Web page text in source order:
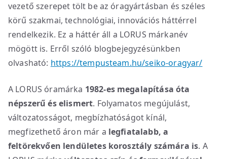
vezető szerepet tölt be az óragyártásban és széles
körű szakmai, technológiai, innovációs háttérrel
rendelkezik. Ez a háttér áll a LORUS márkanév
mögött is. Erről szóló blogbejegyzésünkben
olvasható: https://tempusteam.hu/seiko-oragyar/
A LORUS óramárka 1982-es megalapítása óta
népszerű és elismert. Folyamatos megújulást,
változatosságot, megbízhatóságot kínál,
megfizethető áron már a legfiatalabb, a
feltörekvően lendületes korosztály számára is. A